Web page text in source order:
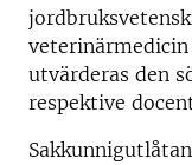
utvärderas den
respektive